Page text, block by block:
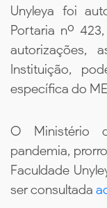
Unyleya foi
Portaria nº
autorizações,
Instituição,
específica do
O Ministério
pandemia,
Faculdade
ser consultada